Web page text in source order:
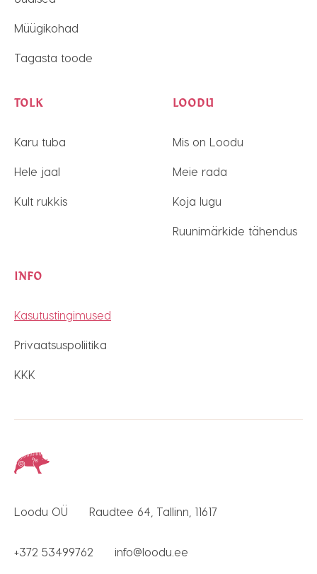
Müügikohad
Tagasta toode
TOLK
Karu tuba
Hele jaal
Kult rukkis
LOODU
Mis on Loodu
Meie rada
Koja lugu
Ruunimärkide tähendus
INFO
Kasutustingimused
Privaatsuspoliitika
KKK
Loodu OÜ Raudtee 64, Tallinn, 11617
+372 53499762 info@loodu.ee